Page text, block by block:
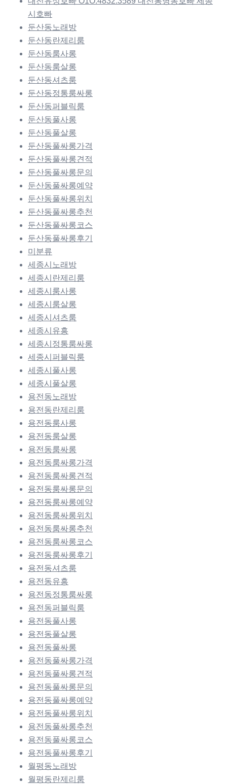
시호빠
둔산동노래방
둔산동란제리룸
둔산동룸사롱
둔산동룸살롱
둔산동셔츠룸
둔산동정통룸싸롱
둔산동퍼블릭룸
둔산동풀사롱
둔산동풀살롱
둔산동풀싸롱가격
둔산동풀싸롱견적
둔산동풀싸롱문의
둔산동풀싸롱예약
둔산동풀싸롱위치
둔산동풀싸롱추천
둔산동풀싸롱코스
둔산동풀싸롱후기
미분류
세종시노래방
세종시란제리룸
세종시룸사롱
세종시룸살롱
세종시셔츠룸
세종시유흥
세종시정통룸싸롱
세종시퍼블릭룸
세종시풀사롱
세종시풀살롱
용전동노래방
용전동란제리룸
용전동룸사롱
용전동룸살롱
용전동룸싸롱
용전동룸싸롱가격
용전동룸싸롱견적
용전동룸싸롱문의
용전동룸싸롱예약
용전동룸싸롱위치
용전동룸싸롱추천
용전동룸싸롱코스
용전동룸싸롱후기
용전동셔츠룸
용전동유흥
용전동정통룸싸롱
용전동퍼블릭룸
용전동풀사롱
용전동풀살롱
용전동풀싸롱
용전동풀싸롱가격
용전동풀싸롱견적
용전동풀싸롱문의
용전동풀싸롱예약
용전동풀싸롱위치
용전동풀싸롱추천
용전동풀싸롱코스
용전동풀싸롱후기
월평동노래방
월평동란제리룸